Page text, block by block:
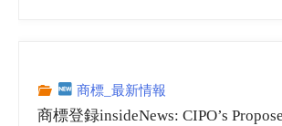
録
商標_最新情報
商標登録insideNews: CIPO’s